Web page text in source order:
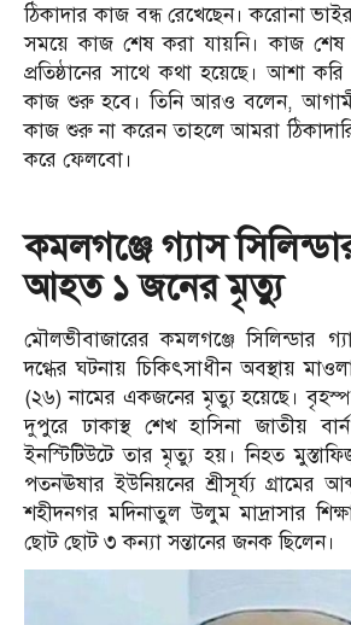
ঠিকাদার কাজ বন্ধ রেখেছেন। করোনা
সময়ে কাজ শেষ করা যায়নি। কাজ শেষ
প্রতিষ্ঠানের সাথে কথা হয়েছে। আশা
কাজ শুরু হবে। তিনি আরও বলেন,
কাজ শুরু না করেন তাহলে আমরা ঠিকাদারি
করে ফেলবো।
কমলগঞ্জে গ্যাস
আহত ১ জনের মৃত্যু
মৌলভীবাজারের কমলগঞ্জে সিলিন্ডার
দগ্ধের ঘটনায় চিকিৎসাধীন অবস্থায়
(২৬) নামের একজনের মৃত্যু হয়েছে।
দুপুরে ঢাকাস্থ শেখ হাসিনা জাতীয়
ইনস্টিটিউটে তার মৃত্যু হয়। নিহত
পতনঊষার ইউনিয়নের শ্রীসূর্য্য গ্রামের
শহীদনগর মদিনাতুল উলুম মাদ্রাসার
ছোট ছোট ৩ কন্যা সন্তানের জনক ছিলেন।